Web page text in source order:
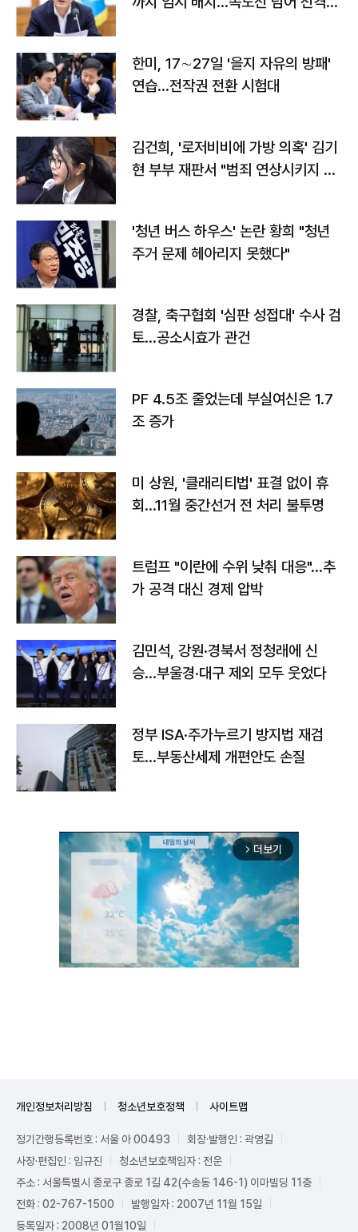
한미, 17∼27일 '을지 자유의 방패'
연습…전작권 전환 시험대
김건희, '로저비비에 가방 의혹' 김기
현 부부 재판서 "범죄 연상시키지 말
'청년 버스 하우스' 논란 황희 "청년
주거 문제 헤아리지 못했다"
경찰, 축구협회 '심판 성접대' 수사 검
토…공소시효가 관건
PF 4.5조 줄었는데 부실여신은 1.7
조 증가
미 상원, '클래리티법' 표결 없이 휴
회…11월 중간선거 전 처리 불투명
트럼프 "이란에 수위 낮춰 대응"…추
가 공격 대신 경제 압박
김민석, 강원·경북서 정청래에 신
승…부울경·대구 제외 모두 웃었다
정부 ISA·주가누르기 방지법 재검
토…부동산세제 개편안도 손질
arrow_forward_ios 더보기
개인정보처리방침 청소년보호정책 사이트맵
정기간행등록번호 : 서울 아 00493
회장·발행인 : 곽영길
사장·편집인 : 임규진
청소년보호책임자 : 전운
주소 : 서울특별시 종로구 종로 1길 42(수송동 146-1) 이마빌딩 11층
전화 : 02-767-1500
발행일자 : 2007년 11월 15일
등록일자 : 2008년 01월10일